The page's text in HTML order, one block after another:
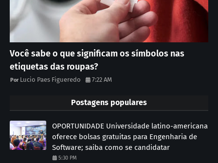
Você sabe o que significam os símbolos nas
etiquetas das roupas?
Lucio Paes Figueredo 7:22 AM
Postagens populares
OPORTUNIDADE Universidade latino-americana
oferece bolsas gratuitas para Engenharia de
Software; saiba como se candidatar
5:30 PM